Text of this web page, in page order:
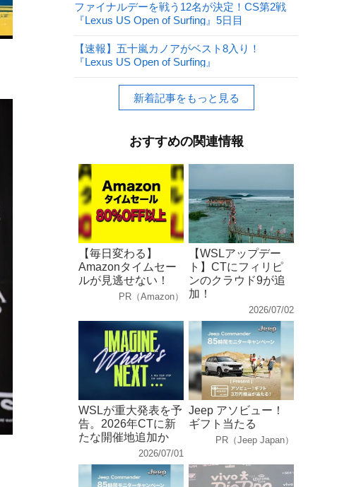
ファイナルデーを戦う12名が決定！CS第2戦
『Lexus US Open of Surfing』5日目
【速報】五十嵐カノアがベスト8入り！
『Lexus US Open of Surfing』
新着記事をもっと見る
おすすめの関連情報
【毎日変わる】
Amazonタイムセー
ルが見逃せない！
PR（Amazon）
【WSLアップデー
ト】CTにフィリピ
ンのクラウド9が追
加！
2026/07/02
WSLが重大発表を予
告。2026年CTに新
たな開催地追加か
2026/07/01
Jeep アソビュー！
ギフト当たる
PR（Jeep Japan）